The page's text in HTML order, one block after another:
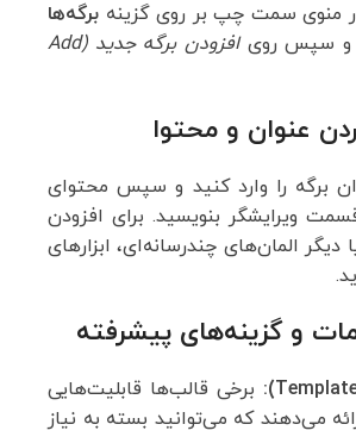
منوی سمت چپ بر روی گزینه برگه‌ها
و سپس روی
افزودن برگه جدید (Add
عنوان و محتوا
برگه را وارد کنید و سپس محتوای
ویرایشگر بنویسید. برای افزودن
دیگر المان‌های چندرسانه‌ای، ابزارهای
و گزینه‌های پیشرفته
برخی قالب‌ها قابلیت‌هایی
می‌دهند که می‌توانید بسته به نیاز